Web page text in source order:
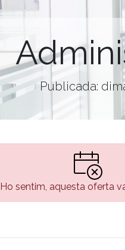
Publicada:
Ho sentim, aquesta oferta